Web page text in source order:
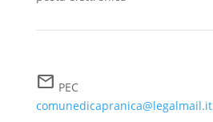
mail PEC
comunedicapranica@legalmail.it